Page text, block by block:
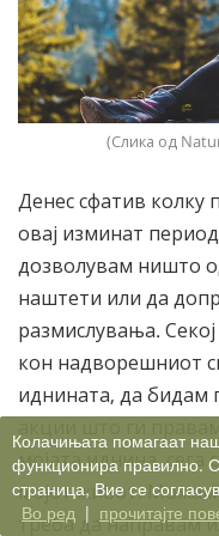
(Слика од
Денес сфатив колку
овај изминат
дозволувам ништо
наштети или да
размислувања.
кон надворешниот
иднината, да бидам
мојата иднина, сега
мојот живот.
треба да направам
Колачињата помагаат
функционира правилно.
страница, Вие се
Во ред | прочитајте